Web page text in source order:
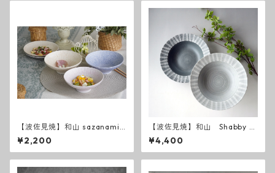
【波佐見焼】和山 sazanami
平碗
¥2,200
【波佐見焼】和山 Shabby c
hic style ボウルL ( ダークグ
レー ／ ライトグレー ）
¥4,400